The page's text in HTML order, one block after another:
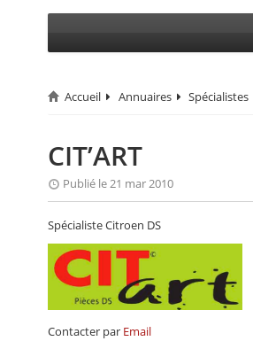
CIRCUIT
RALLYE
MONTAGNE
EVÈNEMENTS
CALENDRIER
FOCUS
VIDEO
Accueil Annuaires Spécialistes
CIT’ART
Publié le 21 mar 2010
Spécialiste Citroen DS
Contacter par Email